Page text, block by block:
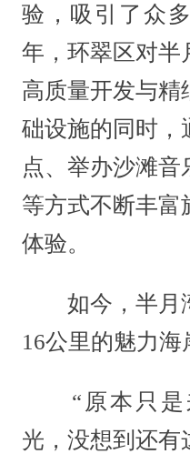
验，吸引了众
年，环翠区对半
高质量开发与精
础设施的同时，
点、举办沙滩音
等方式不断丰富
体验。
如今，半月
16公里的魅力海
“原本只是
光，没想到还有